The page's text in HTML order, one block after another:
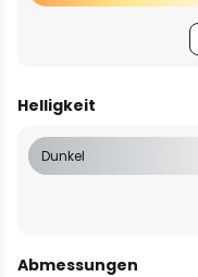
Helligkeit
Dunkel
Abmessungen